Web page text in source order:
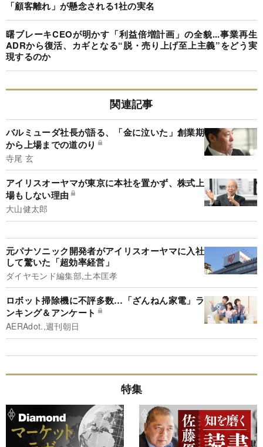
「顧客離れ」が懸念される1社の実名
曙ブレーキCEOが明かす「利益倍増計画」の全貌...事業再生
ADRから復活、カギとなる“脱・売り上げ至上主義”をどう実
現するのか
関連記事
バルミューダ社長が語る、「金に泣いた」創業期
から上場までの道のり
寺尾 玄
アイリスオーヤマが東京に本社を置かず、株式上
場もしない理由
大山健太郎
元パナソニック開発者がアイリスオーヤマに入社
して驚いた「超効率経営」
ダイヤモンド編集部,土本匡孝
ロボット掃除機に不評多数…「ざんねん家電」ラ
ンキング＆アンケート
AERAdot.,週刊朝日
特集